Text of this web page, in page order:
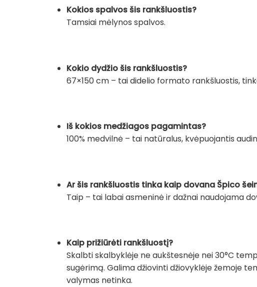
Kokios spalvos šis rankšluostis?
Tamsiai mėlynos spalvos.
Kokio dydžio šis rankšluostis?
67×150 cm – tai didelio formato rankšluostis,
Iš kokios medžiagos pagamintas?
100% medvilnė – tai natūralus, kvėpuojantis
Ar šis rankšluostis tinka kaip dovana Špico
Taip – tai labai asmeninė ir dažnai naudojama
Kaip prižiūrėti rankšluostį?
Skalbti skalbyklėje ne aukštesnėje nei 30°C
sugėrimą. Galima džiovinti džiovyklėje žemoje
valymas netinka.